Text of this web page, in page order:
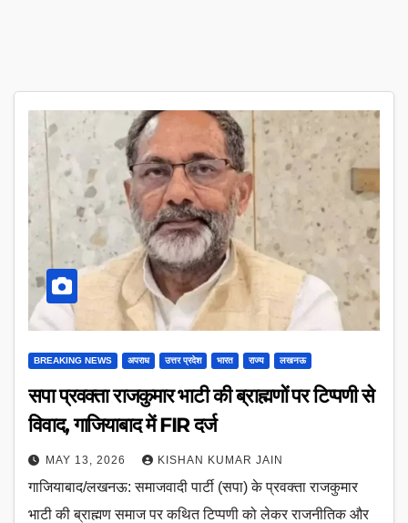
BREAKING NEWS अपराध उत्तर प्रदेश भारत राज्य लखनऊ
सपा प्रवक्ता राजकुमार भाटी की ब्राह्मणों पर टिप्पणी से
विवाद, गाजियाबाद में FIR दर्ज
MAY 13, 2026 KISHAN KUMAR JAIN
गाजियाबाद/लखनऊ: समाजवादी पार्टी (सपा) के प्रवक्ता राजकुमार
भाटी की ब्राह्मण समाज पर कथित टिप्पणी को लेकर राजनीतिक और